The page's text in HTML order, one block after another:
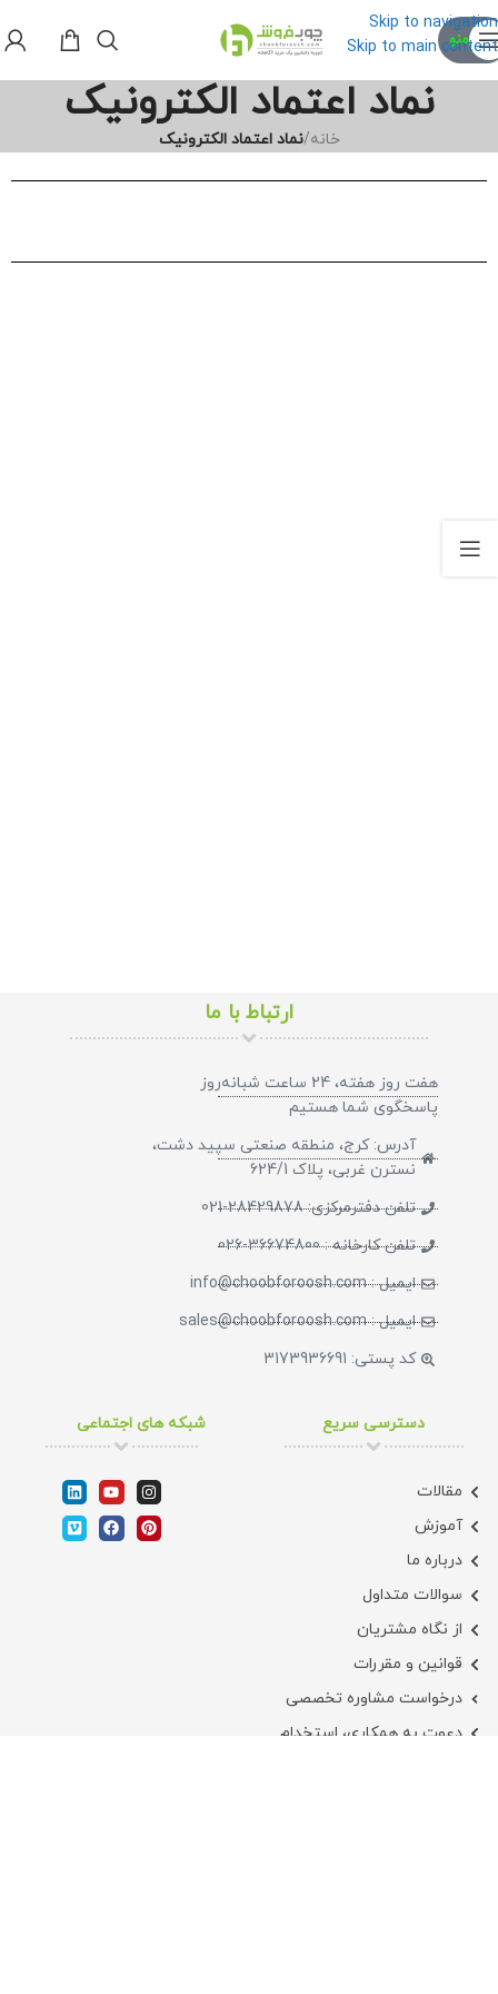
Skip to navigation
Skip to main content
منو
نماد اعتماد الکترونیک
خانه/نماد اعتماد الکترونیک
ارتباط با ما
هفت روز هفته، 24 ساعت شبانه‌روز
پاسخگوی شما هستیم​
آدرس: کرج، منطقه صنعتی سپید دشت،
نسترن غربی، پلاک 624/1
تلفن دفترمرکزی: 28429878-021
تلفن کارخانه : 36674800-026
ایمیل : info@choobforoosh.com
ایمیل : sales@choobforoosh.com
کد پستی: 3173936691
دسترسی سریع
مقالات
آموزش
درباره ما
سوالات متداول
از نگاه مشتریان
قوانین و مقررات
درخواست مشاوره تخصصی
دعوت به همکاری، استخدام
شبکه های اجتماعی